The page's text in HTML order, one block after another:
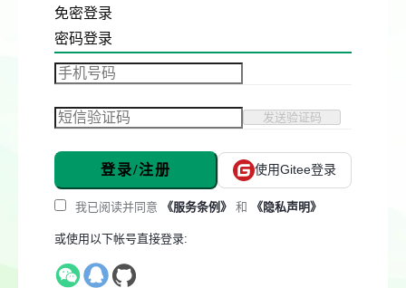
免密登录
密码登录
发送验证码
登录/注册 使用Gitee登录
我已阅读并同意 《服务条例》 和 《隐私声明》
或使用以下帐号直接登录: